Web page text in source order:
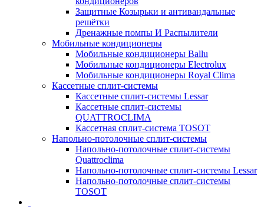
Защитные Козырьки и антивандальные
решётки
Дренажные помпы И Распылители
Мобильные кондиционеры
Мобильные кондиционеры Ballu
Мобильные кондиционеры Electrolux
Мобильные кондиционеры Royal Clima
Кассетные сплит-системы
Кассетные сплит-системы Lessar
Кассетные сплит-системы
QUATTROCLIMA
Кассетная сплит-система TOSOT
Напольно-потолочные сплит-системы
Напольно-потолочные сплит-системы
Quattroclima
Напольно-потолочные сплит-системы Lessar
Напольно-потолочные сплит-системы
TOSOT